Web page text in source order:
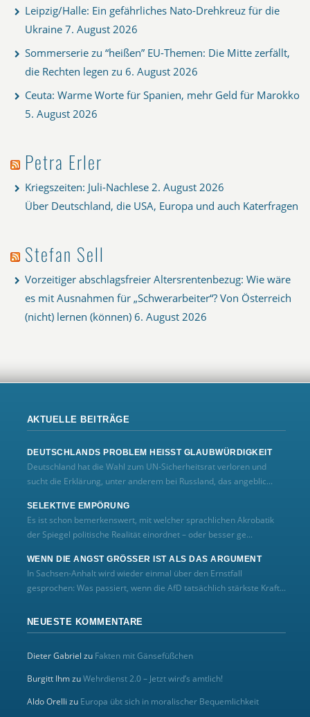
Leipzig/Halle: Ein gefährliches Nato-Drehkreuz für die
Ukraine 7. August 2026
Sommerserie zu “heißen” EU-Themen: Die Mitte zerfällt,
die Rechten legen zu 6. August 2026
Ceuta: Warme Worte für Spanien, mehr Geld für Marokko
5. August 2026
Petra Erler
Kriegszeiten: Juli-Nachlese 2. August 2026
Über Deutschland, die USA, Europa und auch Katerfragen
Stefan Sell
Vorzeitiger abschlagsfreier Altersrentenbezug: Wie wäre
es mit Ausnahmen für „Schwerarbeiter“? Von Österreich
(nicht) lernen (können) 6. August 2026
AKTUELLE BEITRÄGE
DEUTSCHLANDS PROBLEM HEISST GLAUBWÜRDIGKEIT
Deutschland hat die Wahl zum UN‑Sicherheitsrat verloren und
sucht die Erklärung, unter anderem bei Russland, das angeblic...
SELEKTIVE EMPÖRUNG
Es ist schon bemerkenswert, mit welcher sprachlichen Akrobatik
der Spiegel politische Realität einordnet – oder besser ge...
WENN DIE ANGST GRÖSSER IST ALS DAS ARGUMENT
In Sachsen-Anhalt wird wieder einmal über den Ernstfall
gesprochen: Was passiert, wenn die AfD tatsächlich stärkste Kraft...
NEUESTE KOMMENTARE
Dieter Gabriel zu Fakten mit Gänsefüßchen
Burgitt IhmzuWehrdienst 2.0 – Jetzt wird’s amtlich!
Aldo Orelli zu Europa übt sich in moralischer Bequemlichkeit